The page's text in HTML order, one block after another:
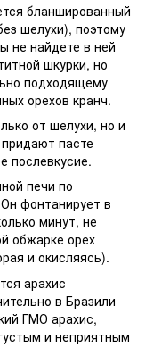
бланшированный
шелухи), поэтому
не найдете в ней
шкурки, но
подходящему
орехов кранч.
от шелухи, но и
пасте
послевкусие.
печи по
фонтанирует в
минут, не
обжарке орех
и окисляясь).
арахис
в Бразили
ГМО арахис,
и неприятным